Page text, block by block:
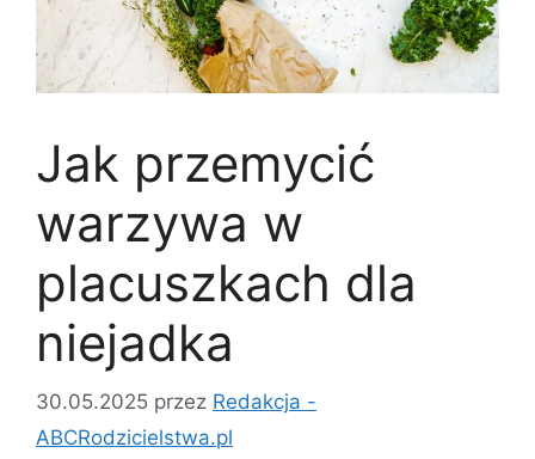
Jak przemycić
warzywa w
placuszkach dla
niejadka
30.05.2025 przez Redakcja -
ABCRodzicielstwa.pl